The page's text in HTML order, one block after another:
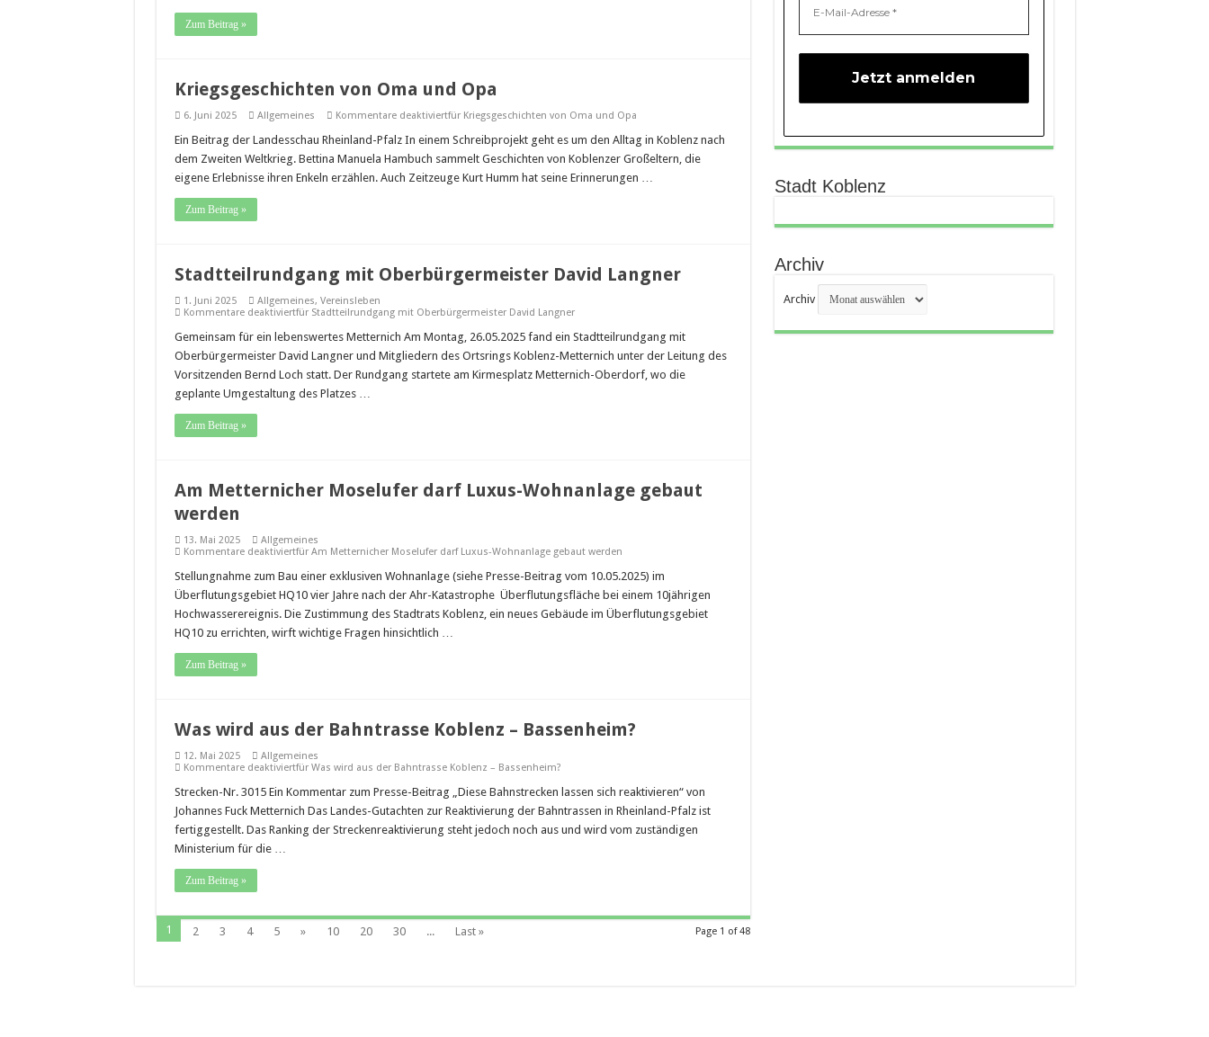
Zum Beitrag »
Kriegsgeschichten von Oma und Opa
6. Juni 2025 Allgemeines Kommentare deaktiviertfür Kriegsgeschichten von Oma und Opa
Ein Beitrag der Landesschau Rheinland-Pfalz In einem Schreibprojekt geht es um den Alltag in Koblenz nach
dem Zweiten Weltkrieg. Bettina Manuela Hambuch sammelt Geschichten von Koblenzer Großeltern, die
eigene Erlebnisse ihren Enkeln erzählen. Auch Zeitzeuge Kurt Humm hat seine Erinnerungen …
Zum Beitrag »
Stadtteilrundgang mit Oberbürgermeister David Langner
1. Juni 2025 Allgemeines, Vereinsleben
Kommentare deaktiviertfür Stadtteilrundgang mit Oberbürgermeister David Langner
Gemeinsam für ein lebenswertes Metternich Am Montag, 26.05.2025 fand ein Stadtteilrundgang mit
Oberbürgermeister David Langner und Mitgliedern des Ortsrings Koblenz-Metternich unter der Leitung des
Vorsitzenden Bernd Loch statt. Der Rundgang startete am Kirmesplatz Metternich-Oberdorf, wo die
geplante Umgestaltung des Platzes …
Zum Beitrag »
Am Metternicher Moselufer darf Luxus-Wohnanlage gebaut
werden
13. Mai 2025
Allgemeines
Kommentare deaktiviertfür Am Metternicher Moselufer darf Luxus-Wohnanlage gebaut werden
Stellungnahme zum Bau einer exklusiven Wohnanlage (siehe Presse-Beitrag vom 10.05.2025) im
Überflutungsgebiet HQ10 vier Jahre nach der Ahr-Katastrophe Überflutungsfläche bei einem 10jährigen
Hochwasserereignis. Die Zustimmung des Stadtrats Koblenz, ein neues Gebäude im Überflutungsgebiet
HQ10 zu errichten, wirft wichtige Fragen hinsichtlich …
Zum Beitrag »
Was wird aus der Bahntrasse Koblenz – Bassenheim?
12. Mai 2025
Allgemeines
Kommentare deaktiviertfür Was wird aus der Bahntrasse Koblenz – Bassenheim?
Strecken-Nr. 3015 Ein Kommentar zum Presse-Beitrag „Diese Bahnstrecken lassen sich reaktivieren“ von
Johannes Fuck Metternich Das Landes-Gutachten zur Reaktivierung der Bahntrassen in Rheinland-Pfalz ist
fertiggestellt. Das Ranking der Streckenreaktivierung steht jedoch noch aus und wird vom zuständigen
Ministerium für die …
Zum Beitrag »
Page 1 of 48
1 2 3 4 5 » 10 20 30 ... Last »
Stadt Koblenz
Archiv
Archiv